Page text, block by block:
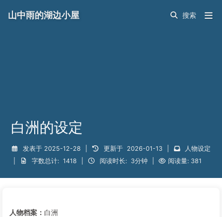
白洲的设定
发表于 2025-12-28 更新于 2026-01-13
人物设定
字数总计: 1418 阅读时长: 3分钟 阅读量: 381
山中雨的湖边小屋
人物档案： 白洲